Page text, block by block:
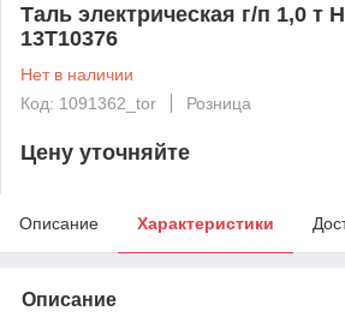
Таль электрическая г/п 1,0 т
13Т10376
Нет в наличии
Код: 1091362_tor
Розница
Цену уточняйте
Описание Характеристики
Описание